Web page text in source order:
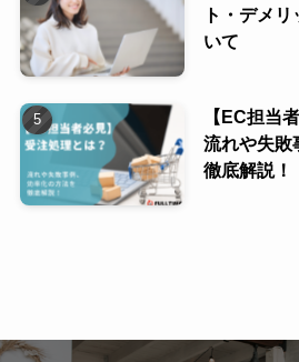
ト・デメ
いて
【EC担当
流れや失敗
徹底解説！